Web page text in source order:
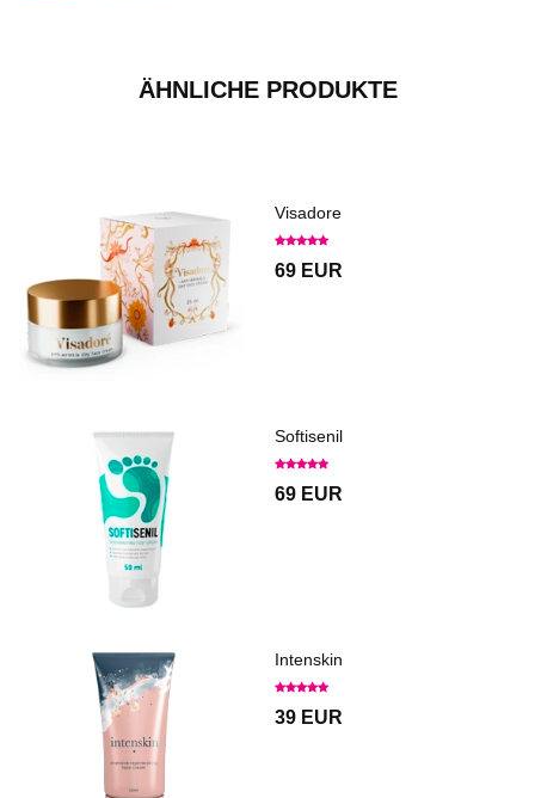
ÄHNLICHE PRODUKTE
Visadore
69 EUR
Softisenil
69 EUR
Intenskin
39 EUR